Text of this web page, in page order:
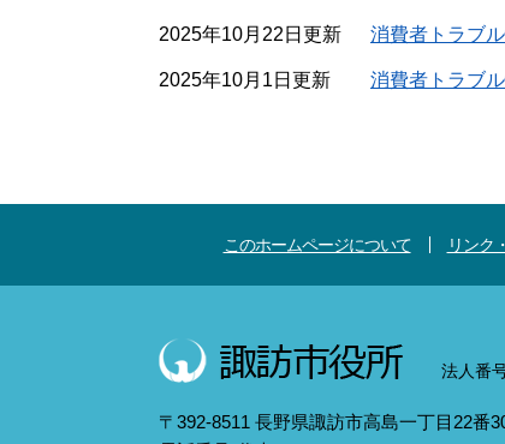
2025年10月22日更新 消費者トラブ
2025年10月1日更新 消費者トラブ
このホームページについて リンク
法人番
〒392-8511 長野県諏訪市高島一丁目22番